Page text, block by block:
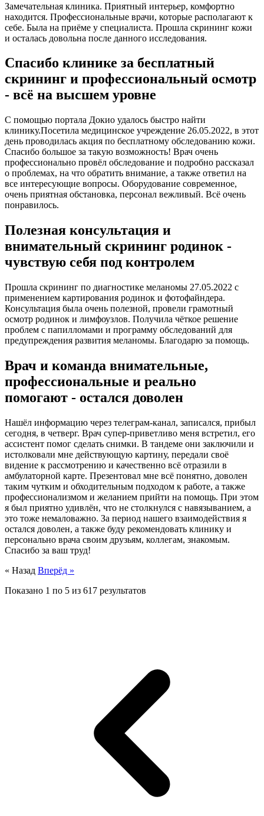
Замечательная клиника. Приятный интерьер, комфортно
находится. Профессиональные врачи, которые располагают к
себе. Была на приёме у специалиста. Прошла скрининг кожи
и осталась довольна после данного исследования.
Спасибо клинике за бесплатный
скрининг и профессиональный осмотр
- всё на высшем уровне
С помощью портала Докио удалось быстро найти
клинику.Посетила медицинское учреждение 26.05.2022, в этот
день проводилась акция по бесплатному обследованию кожи.
Спасибо большое за такую возможность! Врач очень
профессионально провёл обследование и подробно рассказал
о проблемах, на что обратить внимание, а также ответил на
все интересующие вопросы. Оборудование современное,
очень приятная обстановка, персонал вежливый. Всё очень
понравилось.
Полезная консультация и
внимательный скрининг родинок -
чувствую себя под контролем
Прошла скрининг по диагностике меланомы 27.05.2022 с
применением картирования родинок и фотофайндера.
Консультация была очень полезной, провели грамотный
осмотр родинок и лимфоузлов. Получила чёткое решение
проблем с папилломами и программу обследований для
предупреждения развития меланомы. Благодарю за помощь.
Врач и команда внимательные,
профессиональные и реально
помогают - остался доволен
Нашёл информацию через телеграм-канал, записался, прибыл
сегодня, в четверг. Врач супер-приветливо меня встретил, его
ассистент помог сделать снимки. В тандеме они заключили и
истолковали мне действующую картину, передали своё
видение к рассмотрению и качественно всё отразили в
амбулаторной карте. Презентовал мне всё понятно, доволен
таким чутким и обходительным подходом к работе, а также
профессионализмом и желанием прийти на помощь. При этом
я был приятно удивлён, что не столкнулся с навязыванием, а
это тоже немаловажно. За период нашего взаимодействия я
остался доволен, а также буду рекомендовать клинику и
персонально врача своим друзьям, коллегам, знакомым.
Спасибо за ваш труд!
« Назад Вперёд »
Показано 1 по 5 из 617 результатов